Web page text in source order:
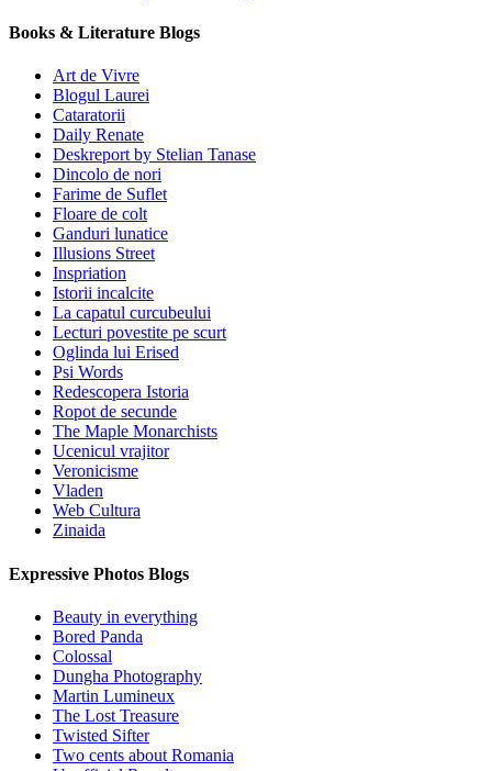
Books & Literature Blogs
Art de Vivre
Blogul Laurei
Cataratorii
Daily Renate
Deskreport by Stelian Tanase
Dincolo de nori
Farime de Suflet
Floare de colt
Ganduri lunatice
Illusions Street
Inspriation
Istorii incalcite
La capatul curcubeului
Lecturi povestite pe scurt
Oglinda lui Erised
Psi Words
Redescopera Istoria
Ropot de secunde
The Maple Monarchists
Ucenicul vrajitor
Veronicisme
Vladen
Web Cultura
Zinaida
Expressive Photos Blogs
Beauty in everything
Bored Panda
Colossal
Dungha Photography
Martin Lumineux
The Lost Treasure
Twisted Sifter
Two cents about Romania